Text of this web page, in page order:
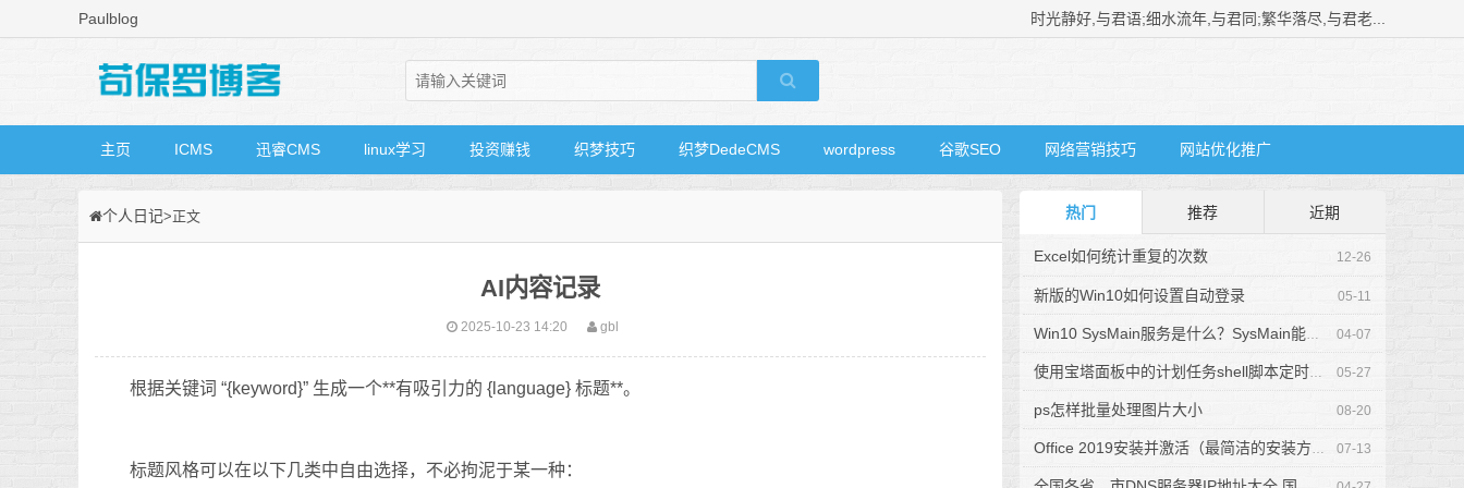
Paulblog 时光静好,与君语;细水流年,与君同;繁华落尽,与君老...
主页 ICMS 迅睿CMS linux学习 投资赚钱 织梦技巧 织梦DedeCMS wordpress 谷歌SEO 网络营销技巧 网站优化推广
个人日记>正文
AI内容记录
2025-10-23 14:20 gbl
根据关键词 “{keyword}” 生成一个**有吸引力的 {language} 标题**。
标题风格可以在以下几类中自由选择，不必拘泥于某一种：
热门 推荐 近期
12-26
Excel如何统计重复的次数
05-11
新版的Win10如何设置自动登录
04-07
Win10 SysMain服务是什么？SysMain能不能禁用？
05-27
使用宝塔面板中的计划任务shell脚本定时删除指定...
08-20
ps怎样批量处理图片大小
07-13
Office 2019安装并激活（最简洁的安装方法）